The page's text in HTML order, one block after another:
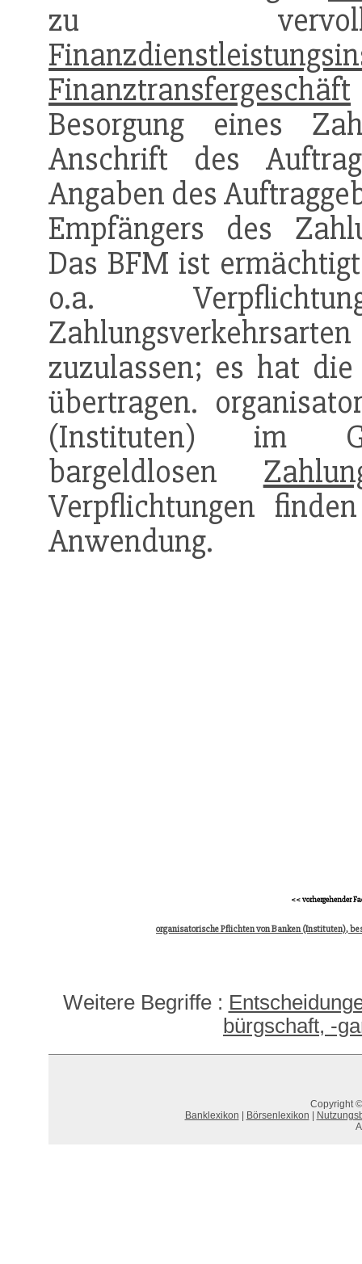
zu
Finanztransfergeschäft
Besorgung eines
Anschrift des
Angaben des
Empfängers des
Das BFM ist
o.a.
zuzulassen; es hat
übertragen.
(Instituten) im
bargeldlosen
Verpflichtungen
Anwendung.
<< vorhergehender
organisatorische Pflichten von Banken (Instituten),
Weitere Begriffe :
bürgschaft, -
Copyright
Banklexikon
Börsenlexikon